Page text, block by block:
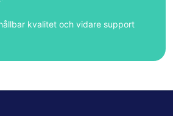
kvalitet och vidare support